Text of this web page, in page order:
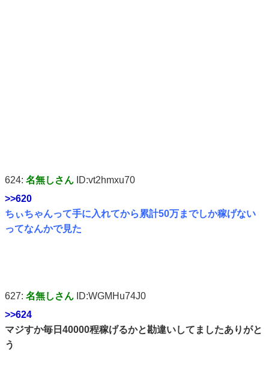
624: 名無しさん ID:vt2hmxu70
>>620
ちぃちゃんって手に入れてから累計50万までしか稼げない
ってなんかで見た
627: 名無しさん ID:WGMHu74J0
>>624
マジすか毎日40000程稼げるかと勘違いしてましたありがと
う